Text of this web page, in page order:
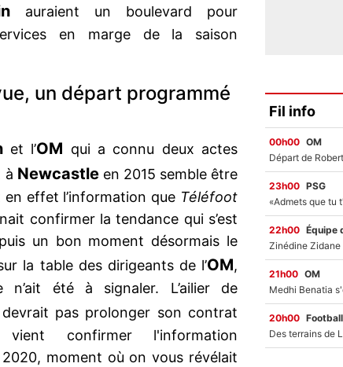
auraient un boulevard pour
en marge de la saison
un départ programmé
et l’OM qui a connu deux actes
à Newcastleen 2015 semble être
effet l’information que Téléfoot
confirmer la tendance qui s’est
un bon moment désormais le
la table des dirigeants de l’OM,
n’ait été à signaler. L’ailier de
pas prolonger son contrat
confirmer l'information
moment où on vous révélait
Fil info
00h00 OM
23h00 PSG
22h00 Équipe
21h00 OM
20h00 Football